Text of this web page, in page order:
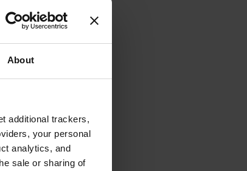
About
additional trackers,
your personal
analytics, and
sale or sharing of